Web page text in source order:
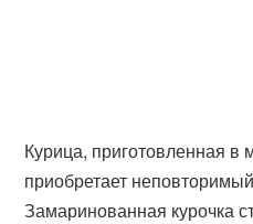
Курица, приготовленная в
приобретает
Замаринованная курочка